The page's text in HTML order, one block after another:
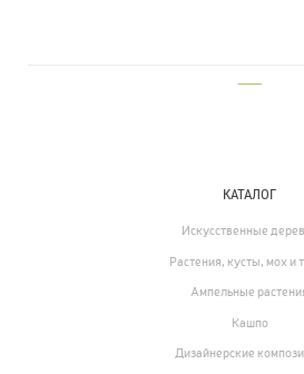
КАТАЛОГ
Искусственные
Растения, кусты, мох и
Ампельные
Кашпо
Дизайнерские